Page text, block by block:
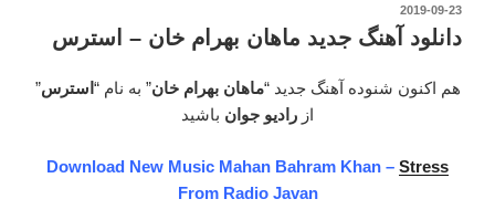
بهرام
–
بعد
نوشته‌شده
2019-09-23
دانلود آهنگ جدید ماهان بهرام خان – استرس
هم اکنون شنوده آهنگ جدید “ماهان بهرام خان” به نام “ استرس”
از رادیو جوان باشید
Download New Music Mahan Bahram Khan – Stress
From Radio Javan